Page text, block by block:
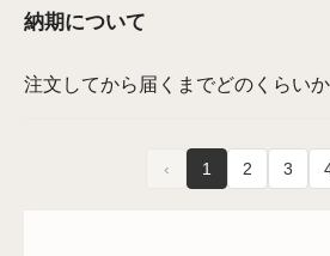
納期について
注文してから届くまでどのくらい
‹ 1 2 3